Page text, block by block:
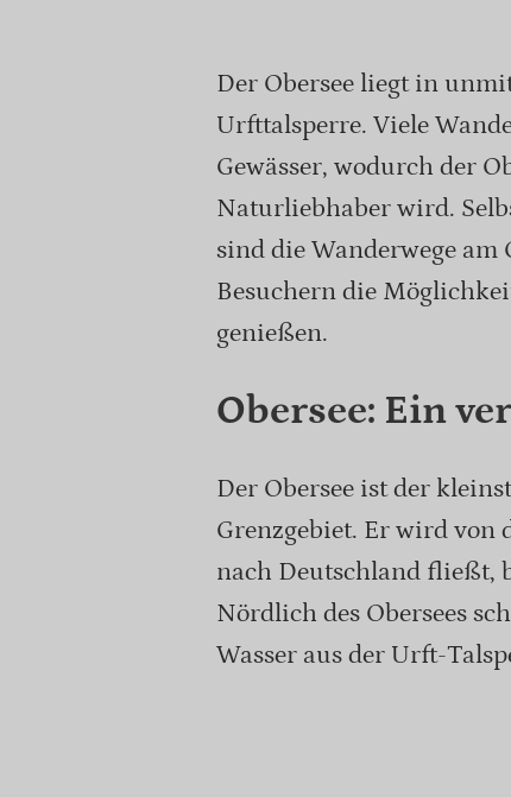
Der Obersee liegt in
Urfttalsperre. Viele
Gewässer, wodurch der
Naturliebhaber wird.
sind die Wanderwege am
Besuchern die
genießen.
Obersee: Ein
Der Obersee ist der
Grenzgebiet. Er wird von
nach Deutschland fließt,
Nördlich des Obersees
Wasser aus der Urft-